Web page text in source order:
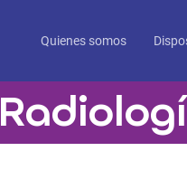
Quienes somos